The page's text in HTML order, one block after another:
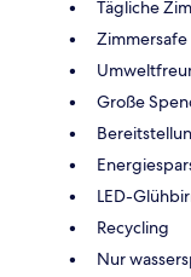
Tägliche
Zimmersafe
Große
LED-
Recycling
Nur